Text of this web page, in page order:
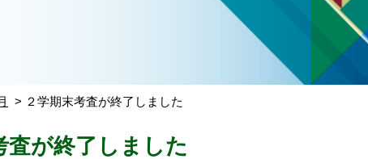
２学期末考査が終了しました
査が終了しました